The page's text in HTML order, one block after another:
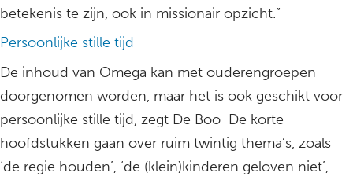
betekenis te zijn, ook in missionair opzicht.”
Persoonlijke stille tijd
De inhoud van Omega kan met ouderengroepen
doorgenomen worden, maar het is ook geschikt voor
persoonlijke stille tijd, zegt De Boo De korte
hoofdstukken gaan over ruim twintig thema’s, zoals
‘de regie houden’, ‘de (klein)kinderen geloven niet’,